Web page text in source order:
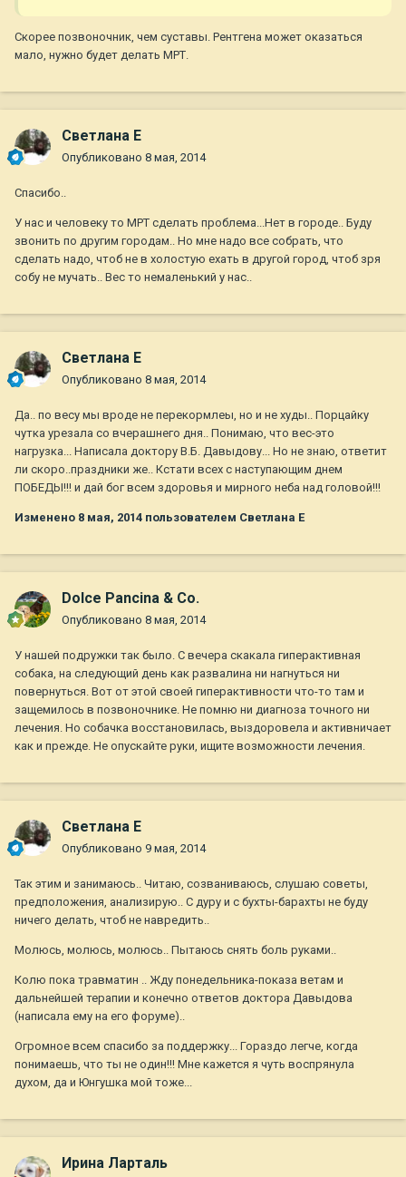
Скорее позвоночник, чем суставы. Рентгена может оказаться
мало, нужно будет делать МРТ.
Светлана Е
Опубликовано 8 мая, 2014
Спасибо..
У нас и человеку то МРТ сделать проблема...Нет в городе.. Буду
звонить по другим городам.. Но мне надо все собрать, что
сделать надо, чтоб не в холостую ехать в другой город, чтоб зря
собу не мучать.. Вес то немаленький у нас..
Светлана Е
Опубликовано 8 мая, 2014
Да.. по весу мы вроде не перекормлеы, но и не худы.. Порцайку
чутка урезала со вчерашнего дня.. Понимаю, что вес-это
нагрузка... Написала доктору В.Б. Давыдову... Но не знаю, ответит
ли скоро..праздники же.. Кстати всех с наступающим днем
ПОБЕДЫ!!! и дай бог всем здоровья и мирного неба над головой!!!
Изменено 8 мая, 2014 пользователем Светлана Е
Dolce Pancina & Co.
Опубликовано 8 мая, 2014
У нашей подружки так было. С вечера скакала гиперактивная
собака, на следующий день как развалина ни нагнуться ни
повернуться. Вот от этой своей гиперактивности что-то там и
защемилось в позвоночнике. Не помню ни диагноза точного ни
лечения. Но собачка восстановилась, выздоровела и активничает
как и прежде. Не опускайте руки, ищите возможности лечения.
Светлана Е
Опубликовано 9 мая, 2014
Так этим и занимаюсь.. Читаю, созваниваюсь, слушаю советы,
предположения, анализирую.. С дуру и с бухты-барахты не буду
ничего делать, чтоб не навредить..
Молюсь, молюсь, молюсь.. Пытаюсь снять боль руками..
Колю пока травматин .. Жду понедельника-показа ветам и
дальнейшей терапии и конечно ответов доктора Давыдова
(написала ему на его форуме)..
Огромное всем спасибо за поддержку... Гораздо легче, когда
понимаешь, что ты не один!!! Мне кажется я чуть воспрянула
духом, да и Юнгушка мой тоже...
Ирина Ларталь